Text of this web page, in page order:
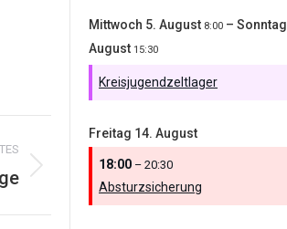
Mittwoch 5. August 8:00 – Sonntag
August 15:30
Kreisjugendzeltlager
Freitag 14. August
18:00 – 20:30
Absturzsicherung